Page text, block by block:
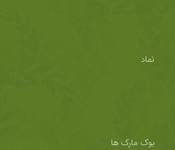
نماد
بوک مارک ها